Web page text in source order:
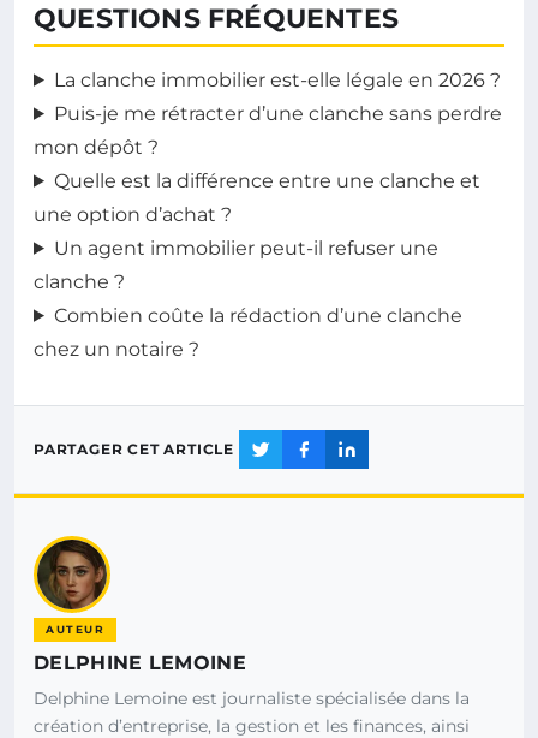
QUESTIONS FRÉQUENTES
La clanche immobilier est-elle légale en 2026 ?
Puis-je me rétracter d’une clanche sans perdre
mon dépôt ?
Quelle est la différence entre une clanche et
une option d’achat ?
Un agent immobilier peut-il refuser une
clanche ?
Combien coûte la rédaction d’une clanche
chez un notaire ?
PARTAGER CET ARTICLE
AUTEUR
DELPHINE LEMOINE
Delphine Lemoine est journaliste spécialisée dans la
création d’entreprise, la gestion et les finances, ainsi